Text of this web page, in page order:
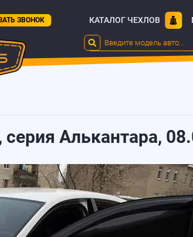
ЗВОНОК КАТАЛОГ ЧЕХЛОВ
Алькантара,